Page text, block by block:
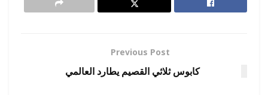
Previous Post
كابوس ثلاثي القصيم يطارد العالمي